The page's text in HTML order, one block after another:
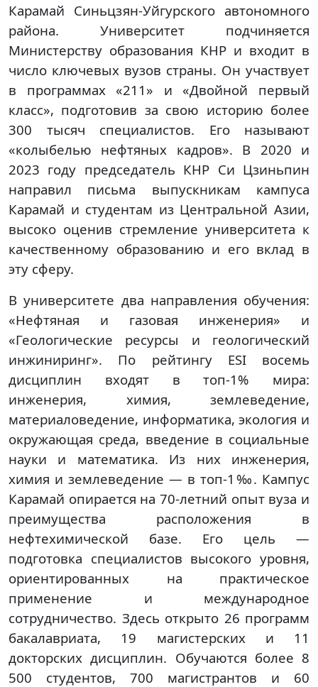
Карамай Синьцзян-Уйгурского автономного
района. Университет подчиняется
Министерству образования КНР и входит в
число ключевых вузов страны. Он участвует
в программах «211» и «Двойной первый
класс», подготовив за свою историю более
300 тысяч специалистов. Его называют
«колыбелью нефтяных кадров». В 2020 и
2023 году председатель КНР Си Цзиньпин
направил письма выпускникам кампуса
Карамай и студентам из Центральной Азии,
высоко оценив стремление университета к
качественному образованию и его вклад в
эту сферу.
В университете два направления обучения:
«Нефтяная и газовая инженерия» и
«Геологические ресурсы и геологический
инжиниринг». По рейтингу ESI восемь
дисциплин входят в топ-1% мира:
инженерия, химия, землеведение,
материаловедение, информатика, экология и
окружающая среда, введение в социальные
науки и математика. Из них инженерия,
химия и землеведение — в топ-1‰. Кампус
Карамай опирается на 70-летний опыт вуза и
преимущества расположения в
нефтехимической базе. Его цель —
подготовка специалистов высокого уровня,
ориентированных на практическое
применение и международное
сотрудничество. Здесь открыто 26 программ
бакалавриата, 19 магистерских и 11
докторских дисциплин. Обучаются более 8
500 студентов, 700 магистрантов и 60